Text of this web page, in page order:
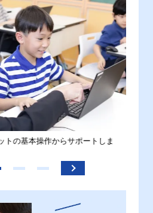
トの基本操作からサポートしま